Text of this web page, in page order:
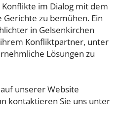
Konflikte im Dialog mit dem
zu bemühen. Ein
in Gelsenkirchen
Konfliktpartner, unter
Lösungen zu
unserer Website
kontaktieren Sie uns unter